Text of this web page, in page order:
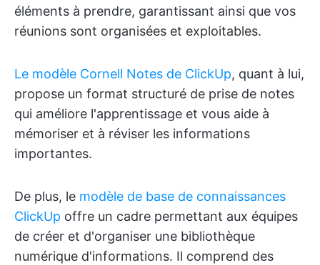
éléments à prendre, garantissant ainsi que vos
réunions sont organisées et exploitables.
Le modèle Cornell Notes de ClickUp, quant à lui,
propose un format structuré de prise de notes
qui améliore l'apprentissage et vous aide à
mémoriser et à réviser les informations
importantes.
De plus, le modèle de base de connaissances
ClickUp offre un cadre permettant aux équipes
de créer et d'organiser une bibliothèque
numérique d'informations. Il comprend des